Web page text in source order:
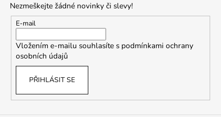
Nezmeškejte žádné novinky či slevy!
E-mail
Vložením e-mailu souhlasíte s podmínkami ochrany
osobních údajů
PŘIHLÁSIT SE